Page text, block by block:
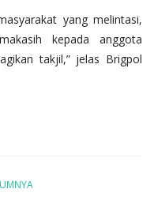
yang melintasi,
kepada anggota
takjil,” jelas Brigpol